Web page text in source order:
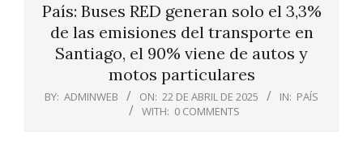
País: Buses RED generan solo el 3,3%
de las emisiones del transporte en
Santiago, el 90% viene de autos y
motos particulares
BY: ADMINWEB ON: 22 DE ABRIL DE 2025 IN: PAÍS
WITH: 0 COMMENTS